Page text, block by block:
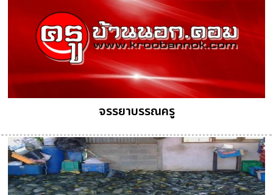
จรรยาบรรณครู